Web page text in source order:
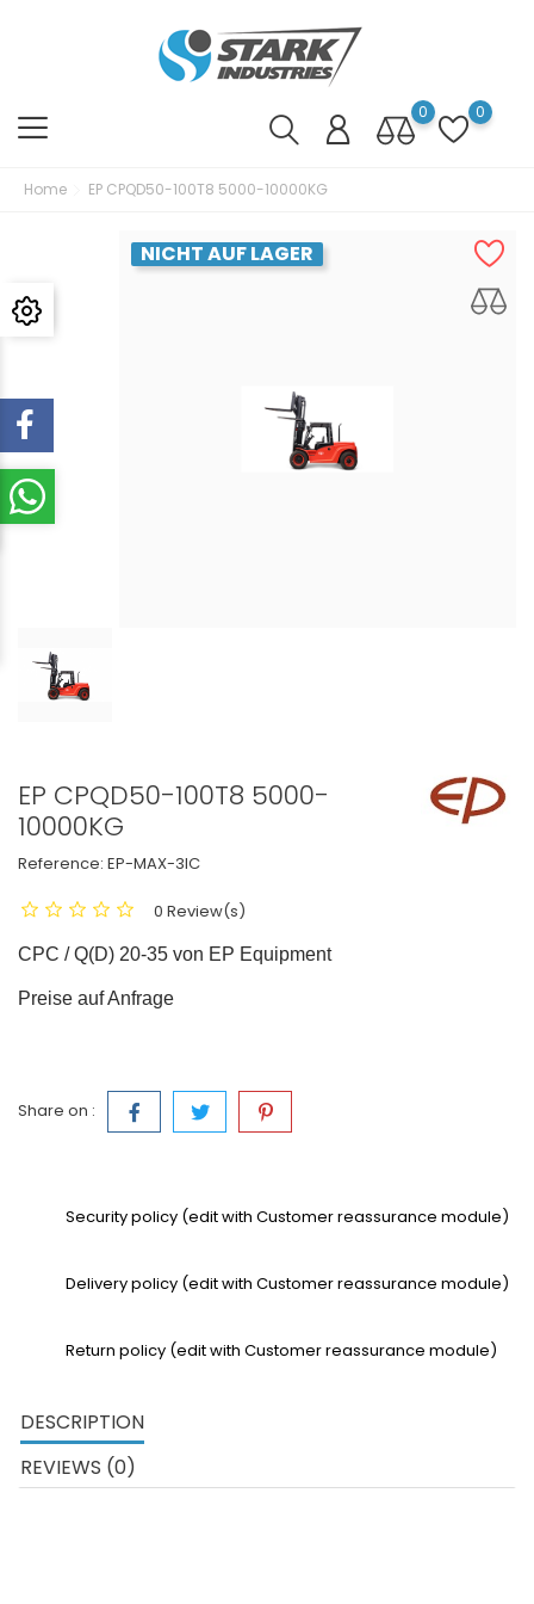
0 0
Home EP CPQD50-100T8 5000-10000KG
NICHT AUF LAGER
EP CPQD50-100T8 5000-
10000KG
Reference: EP-MAX-3IC
0 Review(s)
CPC / Q(D) 20-35 von EP Equipment
Preise auf Anfrage
Share on :
Security policy (edit with Customer reassurance module)
Delivery policy (edit with Customer reassurance module)
Return policy (edit with Customer reassurance module)
DESCRIPTION
REVIEWS (0)